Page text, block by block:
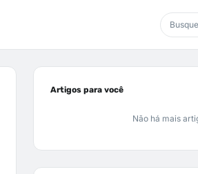
Artigos para você
Não há mais